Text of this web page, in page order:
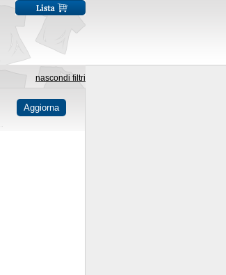
nascondi filtri